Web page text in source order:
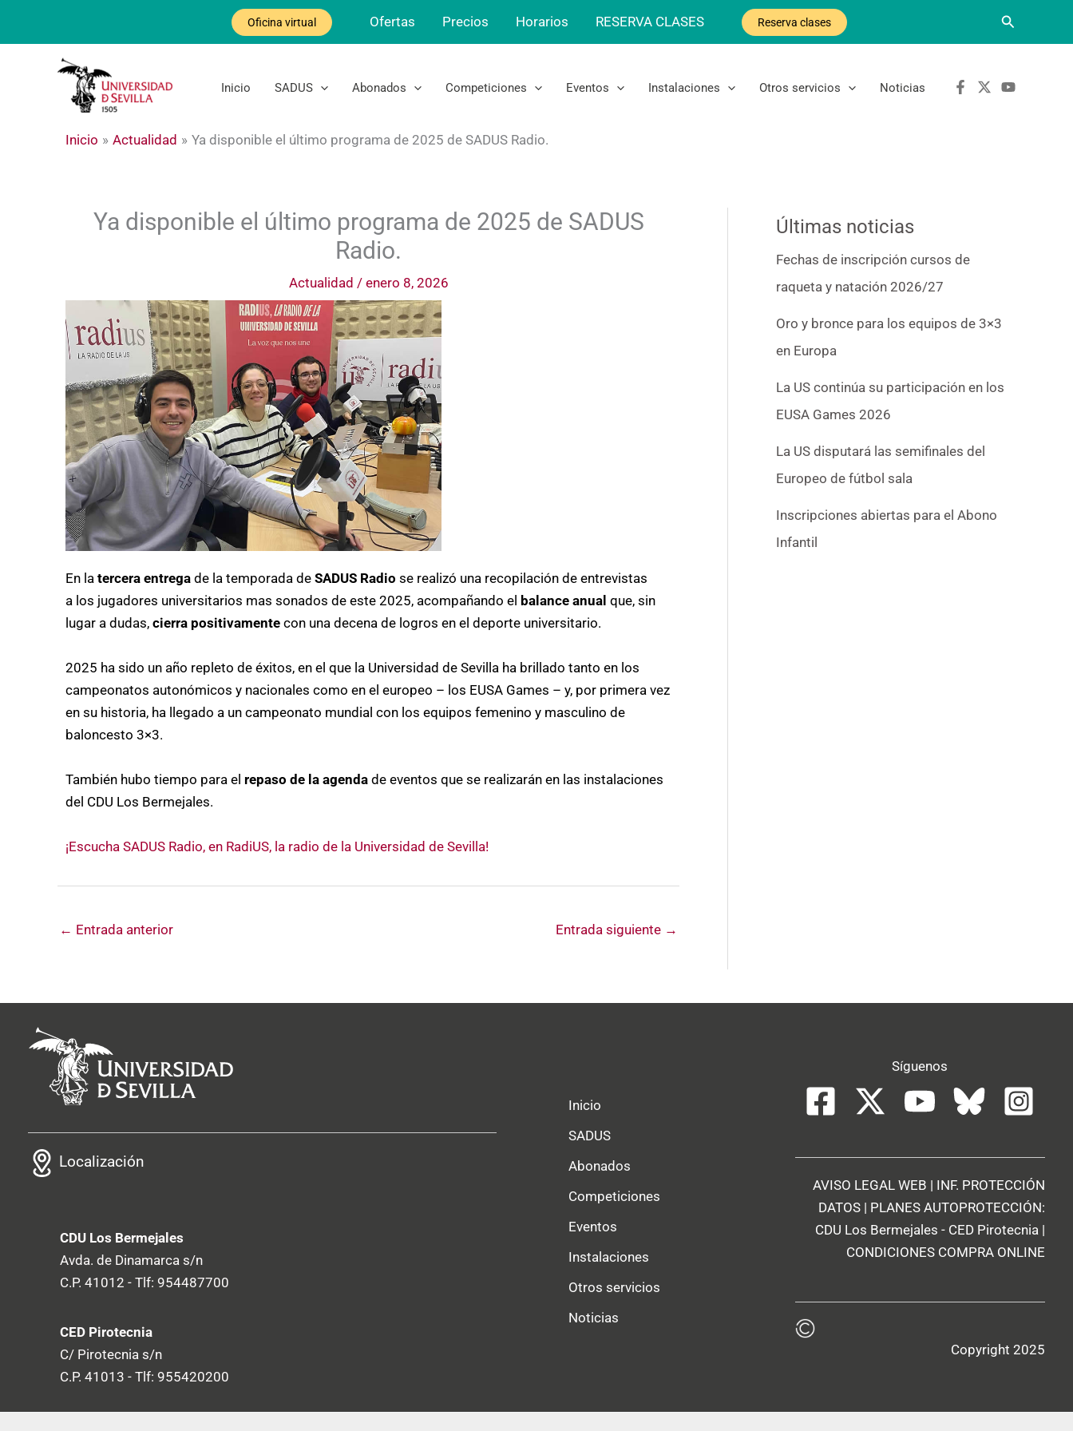
Oficina virtual Ofertas Precios Horarios RESERVA CLASES Reserva clases Buscar
Inicio SADUS Abonados Competiciones Eventos Instalaciones Otros servicios Noticias
Inicio Actualidad Ya disponible el último programa de 2025 de SADUS Radio.
Ya disponible el último programa de 2025 de SADUS
Radio.
Actualidad / enero 8, 2026
En la tercera entrega de la temporada de SADUS Radio se realizó una recopilación de entrevistas
a los jugadores universitarios mas sonados de este 2025, acompañando el balance anual que, sin
lugar a dudas, cierra positivamente con una decena de logros en el deporte universitario.
2025 ha sido un año repleto de éxitos, en el que la Universidad de Sevilla ha brillado tanto en los
campeonatos autonómicos y nacionales como en el europeo – los EUSA Games – y, por primera vez
en su historia, ha llegado a un campeonato mundial con los equipos femenino y masculino de
baloncesto 3×3.
También hubo tiempo para el repaso de la agenda de eventos que se realizarán en las instalaciones
del CDU Los Bermejales.
¡Escucha SADUS Radio, en RadiUS, la radio de la Universidad de Sevilla!
← Entrada anterior Entrada siguiente →
Últimas noticias
Fechas de inscripción cursos de
raqueta y natación 2026/27
Oro y bronce para los equipos de 3×3
en Europa
La US continúa su participación en los
EUSA Games 2026
La US disputará las semifinales del
Europeo de fútbol sala
Inscripciones abiertas para el Abono
Infantil
Localización
CDU Los Bermejales
Avda. de Dinamarca s/n
C.P. 41012 - Tlf: 954487700
CED Pirotecnia
C/ Pirotecnia s/n
C.P. 41013 - Tlf: 955420200
Inicio
SADUS
Abonados
Competiciones
Eventos
Instalaciones
Otros servicios
Noticias
Síguenos
AVISO LEGAL WEB | INF. PROTECCIÓN
DATOS | PLANES AUTOPROTECCIÓN:
CDU Los Bermejales - CED Pirotecnia |
CONDICIONES COMPRA ONLINE
Copyright 2025